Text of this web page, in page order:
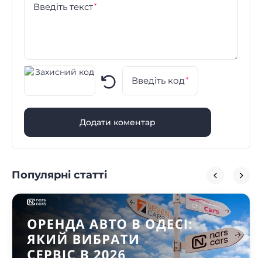
Введіть текст*
Введіть код*
Додати коментар
Популярні статті